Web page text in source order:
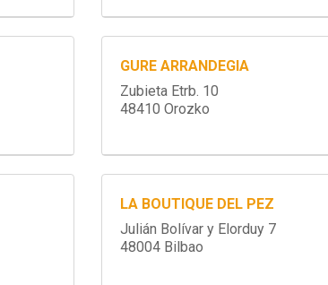
GURE ARRANDEGIA
Zubieta Etrb. 10
48410 Orozko
LA BOUTIQUE DEL PEZ
Julián Bolívar y Elorduy 7
48004 Bilbao